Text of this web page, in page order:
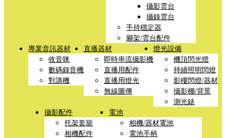
攝影雲台
攝錄雲台
手持穩定器
腳架/雲台配件
專業音訊器材
收音咪
數碼錄音機
對講機
直播器材
即時串流攝影機
直播用配件
直播用燈光
無線圖傳
燈光設備
機頂閃光燈
持續照明閃燈
影樓閃燈/器材
攝影棚/背景
測光錶
攝影配件
托架套籠
相機配件
電池
相機/器材電池
電池手柄